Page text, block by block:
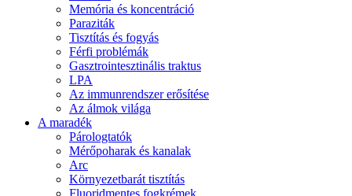
Memória és koncentráció
Paraziták
Tisztítás és fogyás
Férfi problémák
Gasztrointesztinális traktus
LPA
Az immunrendszer erősítése
Az álmok világa
A maradék
Párologtatók
Mérőpoharak és kanalak
Arc
Környezetbarát tisztítás